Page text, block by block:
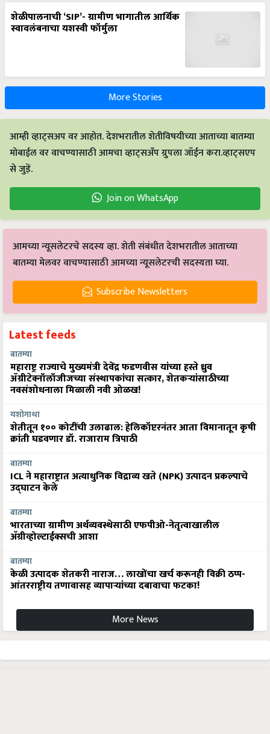
शेळीपालनाची ‘SIP’- ग्रामीण भागातील आर्थिक
स्वावलंबनाचा यशस्वी फॉर्मुला
More Stories
आम्ही व्हाट्सअप वर आहोत. देशभरातील शेतीविषयीच्या आताच्या बातम्या
मोबाईल वर वाचण्यासाठी आमचा व्हाट्सअँप ग्रुपला जॉईन करा.व्हाट्सएप
से जुड़ें.
Join on WhatsApp
आमच्या न्यूसलेटरचे सदस्य व्हा. शेती संबंधीत देशभरातील आताच्या
बातम्या मेलवर वाचण्यासाठी आमच्या न्यूसलेटरची सदस्यता घ्या.
Subscribe Newsletters
Latest feeds
बातम्या
महाराष्ट्र राज्याचे मुख्यमंत्री देवेंद्र फडणवीस यांच्या हस्ते ध्रुव
ॲग्रीटेक्नॉलॉजीजच्या संस्थापकांचा सत्कार, शेतकऱ्यांसाठीच्या
नवसंशोधनाला मिळाली नवी ओळख!
यशोगाथा
शेतीतून १०० कोटींची उलाढाल: हेलिकॉप्टरनंतर आता विमानातून कृषी
क्रांती घडवणार डॉ. राजाराम त्रिपाठी
बातम्या
ICL ने महाराष्ट्रात अत्याधुनिक विद्राव्य खते (NPK) उत्पादन प्रकल्पाचे
उद्घाटन केले
बातम्या
भारताच्या ग्रामीण अर्थव्यवस्थेसाठी एफपीओ-नेतृत्वाखालील
अ‍ॅग्रीव्होल्टाईक्सची आशा
बातम्या
केळी उत्पादक शेतकरी नाराज… लाखोंचा खर्च करूनही विक्री ठप्प-
आंतरराष्ट्रीय तणावासह व्यापाऱ्यांच्या दबावाचा फटका!
More News